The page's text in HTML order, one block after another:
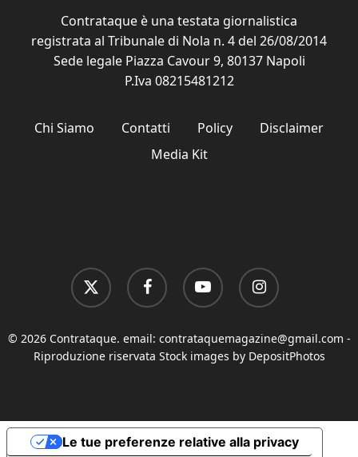
Contrataque è una testata giornalistica
registrata al Tribunale di Nola n. 4 del 26/08/2014
Sede legale Piazza Cavour 9, 80137 Napoli
P.Iva 08215481212
Chi Siamo Contatti Policy
Disclaimer
Media Kit
x-
twitter
facebook youtube instagram
© 2026 Contrataque. email: contrataquemagazine@gmail.com -
Riproduzione riservata Stock images by DepositPhotos
Le tue preferenze relative alla privacy